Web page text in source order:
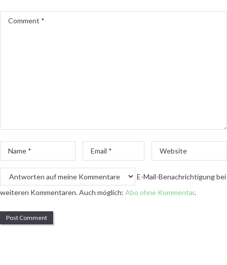
Comment
Name
*
Email
*
Website
E-Mail-Benachrichtigung bei
weiteren Kommentaren. Auch möglich: Abo ohne Kommentar.